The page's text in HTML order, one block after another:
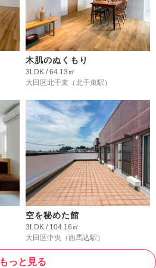
木肌のぬくもり
3LDK / 64.13㎡
大田区北千束 （北千束駅）
空を秘めた館
3LDK / 104.16㎡
大田区中央 （西馬込駅）
もっと見る